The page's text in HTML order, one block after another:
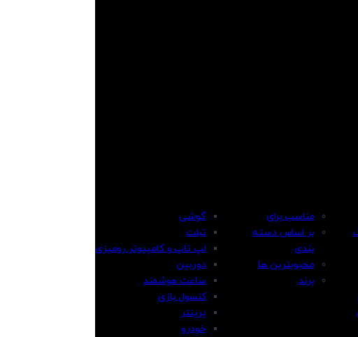
مناسب برای
گوشی
تبلت
لپ تاپ و کامپیوتر رومیزی
دوربین
ساعت هوشمند
کنسول بازی
پرینتر
خودرو
بر اساس دسته
بندی
محبوبترین ها
برند